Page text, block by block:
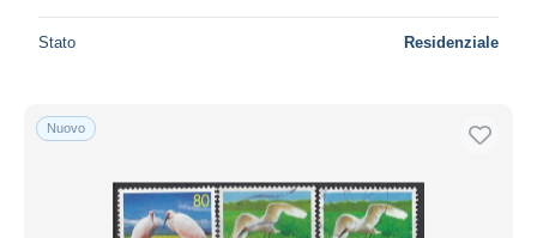
Stato Residenziale
Nuovo